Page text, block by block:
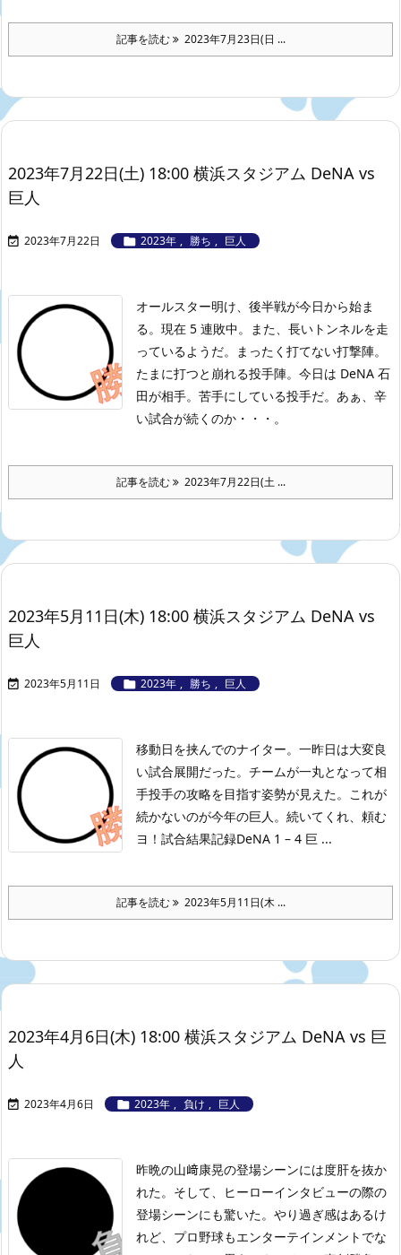
記事を読む 2023年7月23日(日 ...
2023年7月22日(土) 18:00 横浜スタジアム DeNA vs
巨人
 2023年7月22日  2023年 , 勝ち , 巨人
オールスター明け、後半戦が今日から始ま
る。現在 5 連敗中。また、長いトンネルを走
っているようだ。まったく打てない打撃陣。
たまに打つと崩れる投手陣。今日は DeNA 石
田が相手。苦手にしている投手だ。あぁ、辛
い試合が続くのか・・・。
記事を読む 2023年7月22日(土 ...
2023年5月11日(木) 18:00 横浜スタジアム DeNA vs
巨人
 2023年5月11日  2023年 , 勝ち , 巨人
移動日を挟んでのナイター。一昨日は大変良
い試合展開だった。チームが一丸となって相
手投手の攻略を目指す姿勢が見えた。これが
続かないのが今年の巨人。続いてくれ、頼む
ヨ！ 試合結果記録DeNA 1 – 4 巨 ...
記事を読む 2023年5月11日(木 ...
2023年4月6日(木) 18:00 横浜スタジアム DeNA vs 巨
人
 2023年4月6日  2023年 , 負け , 巨人
昨晩の山﨑康晃の登場シーンには度肝を抜か
れた。そして、ヒーローインタビューの際の
登場シーンにも驚いた。やり過ぎ感はあるけ
れど、プロ野球もエンターテインメントでな